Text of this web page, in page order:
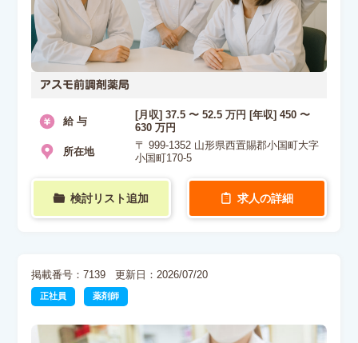
アスモ前調剤薬局
給 与
[月収] 37.5 〜 52.5 万円 [年収] 450 〜
630 万円
所在地
〒 999-1352 山形県西置賜郡小国町大字
小国町170-5
検討リスト追加 求人の詳細
掲載番号：7139 更新日：2026/07/20
正社員 薬剤師